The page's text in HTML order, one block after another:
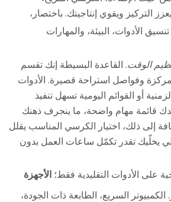
التركيز ويقوي إنتاجيتك. باختصار،
الأدوات، البيئة، والمهارات
الوقت. القاعدة البسيطة إنك تقسم
وفواصل استراحة قصيرة. الأدوات
أو القوائم اليومية تسهل تنفيذ
قائمة مهام واضحة، ما ينجرف ذهنك
إلى ذلك، اختيار الكرسي المناسب يقلل
يخلّيك تقدر تكمّل ساعات العمل بدون
على الأدوات التقليدية فقط؛ الأجهزة
السريع، الطابعة ذات الجودة،